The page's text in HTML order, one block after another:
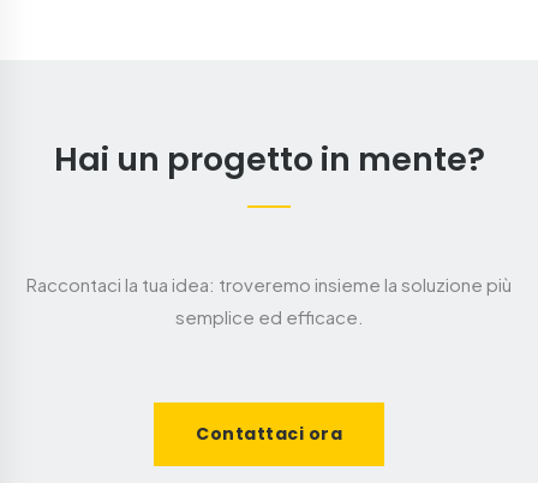
Hai un progetto in mente?
Raccontaci la tua idea: troveremo insieme la soluzione più
semplice ed efficace.
Contattaci ora